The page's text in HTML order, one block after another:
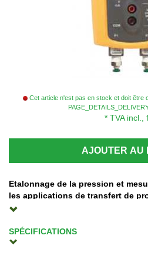
Cet article n'est pas en stock et doit être
* TVA incl.,
AJOUTER AU
Etalonnage de la pression et
les applications de transfert de
pour les applications de transfert de
double capteur de pression isolé, il
SPÉCIFICATIONS